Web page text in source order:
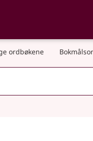
og
ordbøkene